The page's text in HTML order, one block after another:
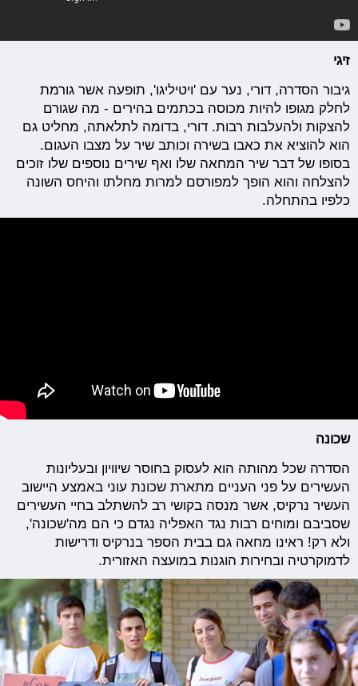
זיגי
גיבור הסדרה, דורי, נער עם 'ויטיליגו', תופעה אשר גורמת
לחלק מגופו להיות מכוסה בכתמים בהירים - מה שגורם
להצקות ולהעלבות רבות. דורי, בדומה לתלאתה, מחליט גם
הוא להוציא את כאבו בשירה וכותב שיר על מצבו העגום.
בסופו של דבר שיר המחאה שלו ואף שירים נוספים שלו זוכים
להצלחה והוא הופך למפורסם למרות מחלתו והיחס השונה
כלפיו בהתחלה.
שכונה
הסדרה שכל מהותה הוא לעסוק בחוסר שיוויון ובעליונות
העשירים על פני העניים מתארת שכונת עוני באמצע היישוב
העשיר נרקיס, אשר מנסה בקושי רב להשתלב בחיי העשירים
שסביבם ומוחים רבות נגד האפליה נגדם כי הם מה'שכונה',
ולא רק! ראינו מחאה גם בבית הספר בנרקיס ודרישות
לדמוקרטיה ובחירות הוגנות במועצה האזורית.